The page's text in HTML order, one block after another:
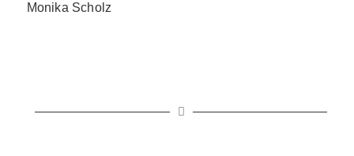
Monika Scholz